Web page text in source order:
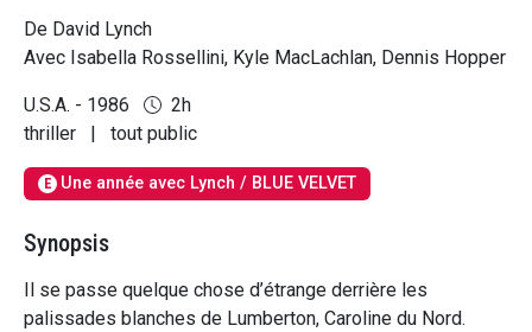
De David Lynch
Avec Isabella Rossellini, Kyle MacLachlan, Dennis Hopper
U.S.A. - 1986
2h
thriller
| tout public
E Une année avec Lynch / BLUE VELVET
Synopsis
Il se passe quelque chose d’étrange derrière les
palissades blanches de Lumberton, Caroline du Nord.